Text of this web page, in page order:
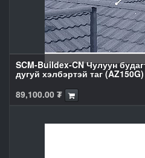
SCM-Buildex-CN Чулуун
дугуй хэлбэртэй таг
89,100.00 ₮